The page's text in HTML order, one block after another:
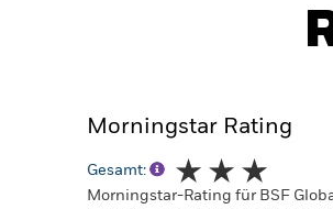
Morningstar Rating
Gesamt:
Morningstar-Rating für BSF